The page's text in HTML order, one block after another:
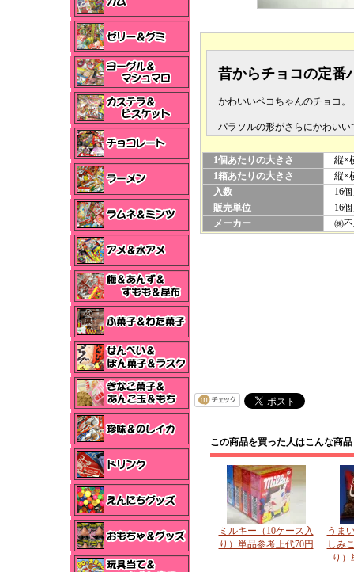
昔からチョコの定番
かわいいペコちゃんのチョコ。
パラソルの形がさらにかわいい
1個あたりの大きさ
縦×
1箱あたりの大きさ
縦×
入数
16個
販売単位
16個
メーカー
㈱不
この商品を買った人はこんな商
ミルキー（10ケース入
り）単品参考上代70円
うま
しみ
り）